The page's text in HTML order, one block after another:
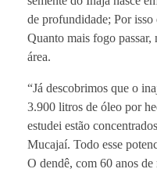
de profundidade; Por isso
Quanto mais fogo passar,
área.
“Já descobrimos que o
3.900 litros de óleo por
estudei estão
Mucajaí. Todo esse
O dendê, com 60 anos